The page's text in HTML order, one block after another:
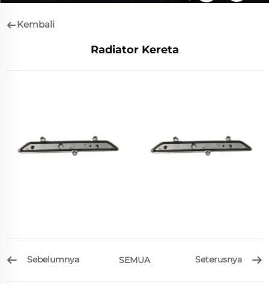
Kembali
Radiator Kereta
Sebelumnya SEMUA Seterusnya